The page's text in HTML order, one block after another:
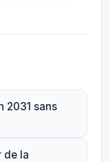
2031 sans
de la